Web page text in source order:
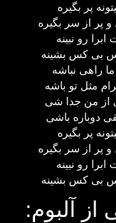
پر بگیره
و پر از سر بگیره
رو نبینه
بی کس بشینه
راهی نباشه
مثل تو باشه
از من جدا شی
دوباره باشی
پر بگیره
و پر از سر بگیره
رو نبینه
بی کس بشینه
از آلبوم: